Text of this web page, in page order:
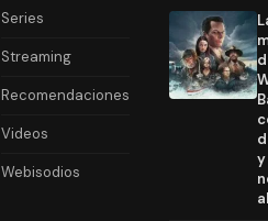
Series
Streaming
Recomendaciones
Videos
Webisodios
y